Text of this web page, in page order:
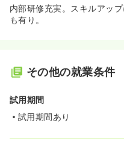
内部研修充実。スキルアッ
も有り。
その他の就業条件
試用期間
試用期間あり